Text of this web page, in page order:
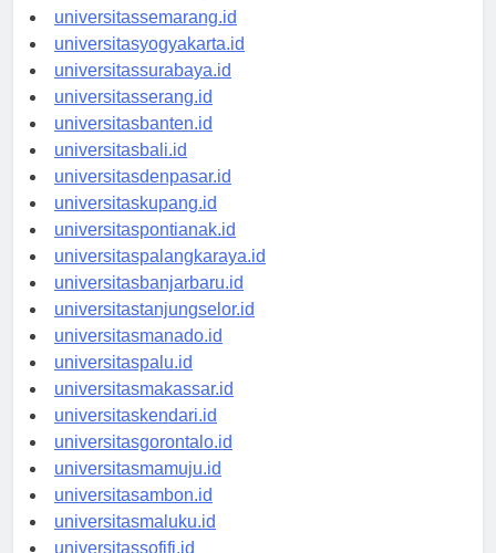
universitasbandung.id
universitassemarang.id
universitasyogyakarta.id
universitassurabaya.id
universitasserang.id
universitasbanten.id
universitasbali.id
universitasdenpasar.id
universitaskupang.id
universitaspontianak.id
universitaspalangkaraya.id
universitasbanjarbaru.id
universitastanjungselor.id
universitasmanado.id
universitaspalu.id
universitasmakassar.id
universitaskendari.id
universitasgorontalo.id
universitasmamuju.id
universitasambon.id
universitasmaluku.id